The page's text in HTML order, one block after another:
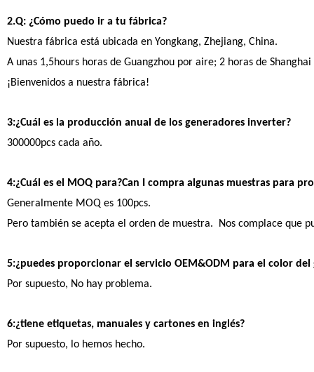
2.Q: ¿Cómo puedo ir a tu fábrica?
Nuestra fábrica está ubicada en Yongkang, Zhejiang, China.
A unas 1,5hours horas de Guangzhou por aire; 2 horas de
¡Bienvenidos a nuestra fábrica!
3:¿Cuál es la producción anual de los generadores inverter?
300000pcs cada año.
4:¿Cuál es el MOQ para?Can I compra algunas muestras para
Generalmente MOQ es 100pcs.
Pero también se acepta el orden de muestra. Nos complace que
5:¿puedes proporcionarel servicio OEM&ODM para el color
Por supuesto, No hay problema.
6:¿tiene etiquetas, manuales y cartones en inglés?
Por supuesto, lo hemos hecho.